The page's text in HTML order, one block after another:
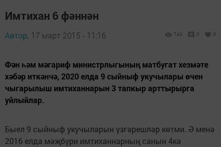
Имтихан 6 фәннән
Автор, 17 март 2015 - 11:16 740 0 0
Фән һәм мәгариф министрлыгының матбугат хезмәте
хәбәр иткәнчә, 2020 елда 9 сыйныф укучылары өчен
чыгарылыш имтиханнарын 3 тапкыр арттырырга
уйлыйлар.
Быел 9 сыйныф укучыларын үзгәрешләр көтми. Ә менә
2016 елда мәҗбүри имтиханнарның санын 4кә